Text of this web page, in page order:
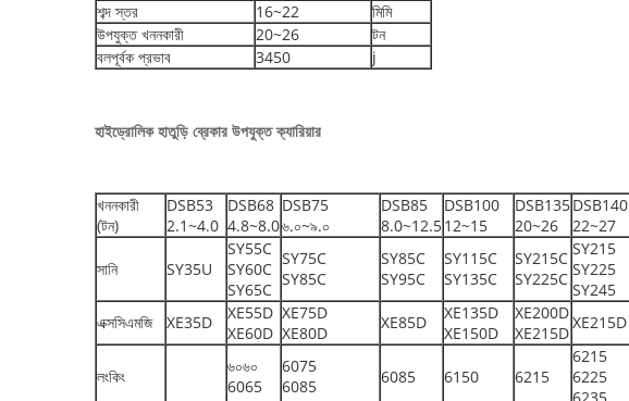
শব্দ স্তর
16~22
মিমি
উপযুক্ত খননকারী
20~26
টন
বলপূর্বক প্রভাব
3450 j
হাইড্রোলিক হাতুড়ি ব্রেকার উপযুক্ত ক্যারিয়ার
খননকারী
(টন)
DSB53
2.1~4.0
DSB68
4.8~8.0
DSB75
৬.০~৯.০
DSB85
8.0~12.5
DSB100
12~15
DSB135
20~26
DSB140
22~27
সানি SY35U
SY55C
SY60C
SY65C
SY75C
SY85C
SY85C
SY95C
SY115C
SY135C
SY215C
SY225C
SY215
SY225
SY245
এক্সসিএমজি XE35D
XE55D
XE60D
XE75D
XE80D
XE85D
XE135D
XE150D
XE200D
XE215D
XE215D
লংকিং
৬০৬০
6065
6075
6085
6085 6150 6215
6215
6225